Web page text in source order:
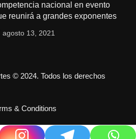
nacional en evento
reunirá a grandes exponentes
agosto 13, 2021
© 2024. Todos los derechos
& Conditions